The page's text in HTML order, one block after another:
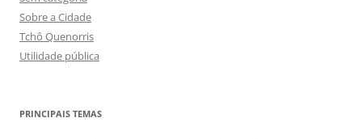
Sobre a Cidade
Tchô Quenorris
Utilidade pública
PRINCIPAIS TEMAS